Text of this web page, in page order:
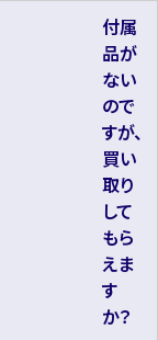
付属
品が
ない
ので
すが、
買い
取り
して
もら
えま
す
か？